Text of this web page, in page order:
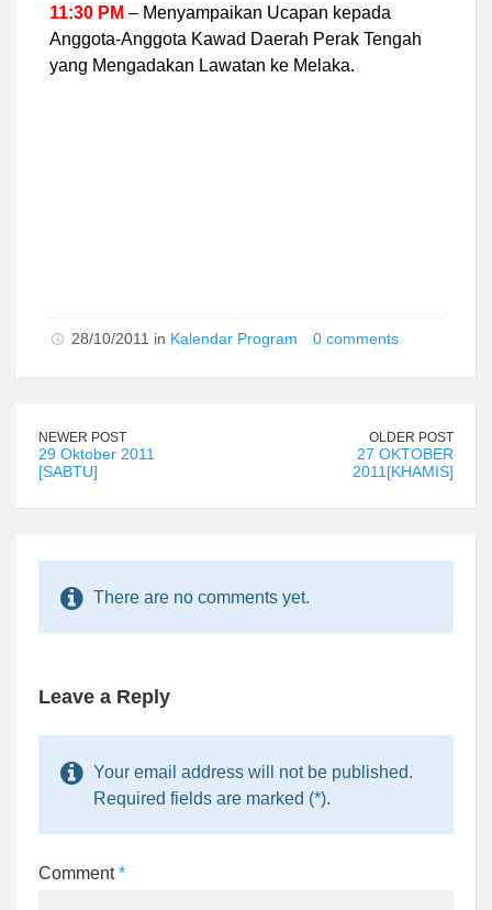
11:30 PM – Menyampaikan Ucapan kepada
Anggota-Anggota Kawad Daerah Perak Tengah
yang Mengadakan Lawatan ke Melaka.
28/10/2011 in Kalendar Program 0 comments
NEWER POST
29 Oktober 2011
[SABTU]
OLDER POST
27 OKTOBER
2011[KHAMIS]
There are no comments yet.
Leave a Reply
Your email address will not be published.
Required fields are marked (*).
Comment*